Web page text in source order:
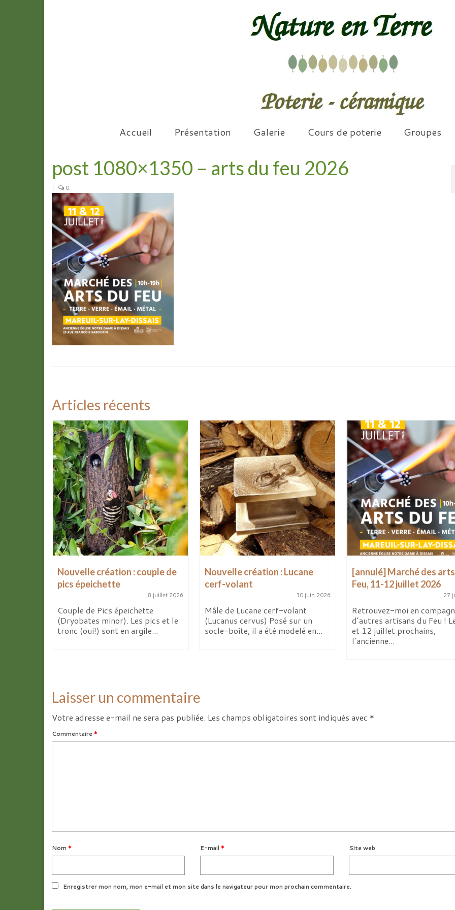
Accueil Présentation Galerie Cours de poterie Groupes
post 1080×1350 – arts du feu 2026
| 0
Articles récents
Nouvelle création : couple de
pics épeichette
8 juillet 2026
Couple de Pics épeichette
(Dryobates minor). Les pics et le
tronc (oui!) sont en argile...
Nouvelle création : Lucane
cerf-volant
30 juin 2026
Mâle de Lucane cerf-volant
(Lucanus cervus) Posé sur un
socle-boîte, il a été modelé en...
[annulé] Marché des
Feu, 11-12 juillet 2026
27
Retrouvez-moi en
d’autres artisans du Feu !
et 12 juillet prochains,
l’ancienne...
Laisser un commentaire
Votre adresse e-mail ne sera pas publiée. Les champs obligatoires sont indiqués avec *
Commentaire *
Nom * E-mail * Site web
Enregistrer mon nom, mon e-mail et mon site dans le navigateur pour mon prochain commentaire.